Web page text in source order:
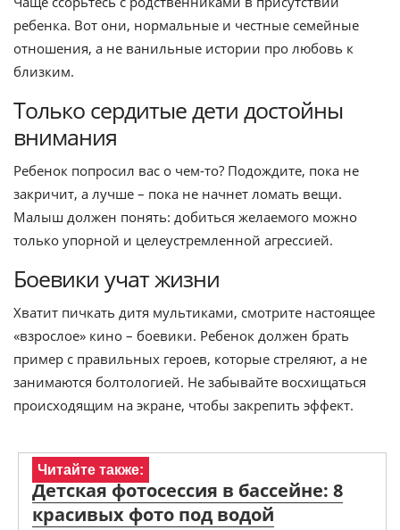
ребенка. Вот они, нормальные и честные семейные
отношения, а не ванильные истории про любовь к
близким.
Только сердитые дети достойны
внимания
Ребенок попросил вас о чем-то? Подождите, пока не
закричит, а лучше – пока не начнет ломать вещи.
Малыш должен понять: добиться желаемого можно
только упорной и целеустремленной агрессией.
Боевики учат жизни
Хватит пичкать дитя мультиками, смотрите настоящее
«взрослое» кино – боевики. Ребенок должен брать
пример с правильных героев, которые стреляют, а не
занимаются болтологией. Не забывайте восхищаться
происходящим на экране, чтобы закрепить эффект.
Читайте также:
Детская фотосессия в бассейне: 8
красивых фото под водой